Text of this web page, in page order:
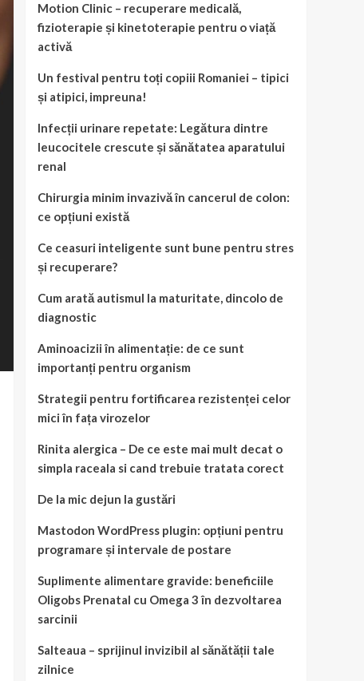
Motion Clinic – recuperare medicală,
fizioterapie și kinetoterapie pentru o viață
activă
Un festival pentru toți copiii Romaniei – tipici
și atipici, impreuna!
Infecții urinare repetate: Legătura dintre
leucocitele crescute și sănătatea aparatului
renal
Chirurgia minim invazivă în cancerul de colon:
ce opțiuni există
Ce ceasuri inteligente sunt bune pentru stres
și recuperare?
Cum arată autismul la maturitate, dincolo de
diagnostic
Aminoacizii în alimentație: de ce sunt
importanți pentru organism
Strategii pentru fortificarea rezistenței celor
mici în fața virozelor
Rinita alergica – De ce este mai mult decat o
simpla raceala si cand trebuie tratata corect
De la mic dejun la gustări
Mastodon WordPress plugin: opțiuni pentru
programare și intervale de postare
Suplimente alimentare gravide: beneficiile
Oligobs Prenatal cu Omega 3 în dezvoltarea
sarcinii
Salteaua – sprijinul invizibil al sănătății tale
zilnice